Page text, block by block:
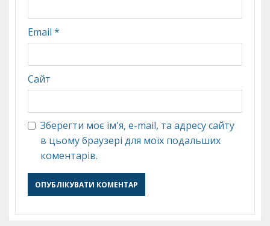
Email *
Сайт
Зберегти моє ім'я, e-mail, та адресу сайту
в цьому браузері для моїх подальших
коментарів.